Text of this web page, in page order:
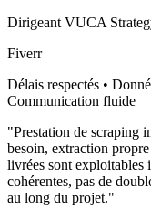
Dirigeant VUCA
Fiverr
Délais respectés •
Communication fluide
"Prestation de scraping
besoin, extraction
livrées sont exploitables
cohérentes, pas de
au long du projet."